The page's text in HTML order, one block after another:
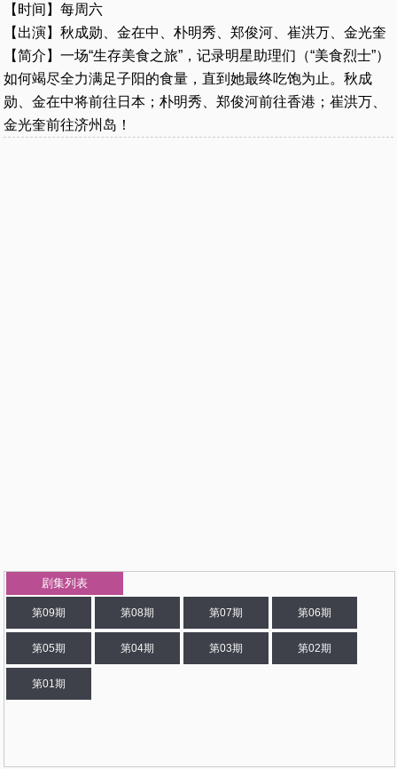
【时间】每周六
【出演】秋成勋、金在中、朴明秀、郑俊河、崔洪万、金光奎
【简介】一场“生存美食之旅”，记录明星助理们（“美食烈士”）
如何竭尽全力满足子阳的食量，直到她最终吃饱为止。秋成
勋、金在中将前往日本；朴明秀、郑俊河前往香港；崔洪万、
金光奎前往济州岛！
剧集列表
第09期 第08期 第07期 第06期
第05期 第04期 第03期 第02期
第01期